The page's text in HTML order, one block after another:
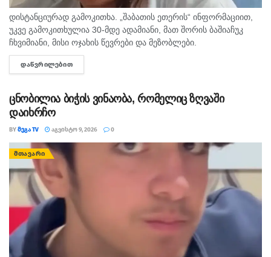
დისტანციურად გამოკითხა. „შაბათის ეთერის“ ინფორმაციით,
უკვე გამოკითხულია 30-მდე ადამიანი, მათ შორის ბაშიაჩუკ
ჩხვიმიანი, მისი ოჯახის წევრები და მეზობლები.
გამომძიებლებმა დაათვალიერეს ის სახლებიც, სადაც,
სავარაუდოდ, დანაშაული ხდებოდა. ნატა ვიბლიანის მიერ
ᲓᲐᲬᲕᲠᲘᲚᲔᲑᲘᲗ
ცნობილია ბიჭის ვინაობა, რომელიც ზღვაში
დაიხრჩო
BYᲛᲔᲒᲐ TV ᲐᲒᲕᲘᲡᲢᲝ 9, 2026 0
ᲛᲗᲐᲕᲐᲠᲘ